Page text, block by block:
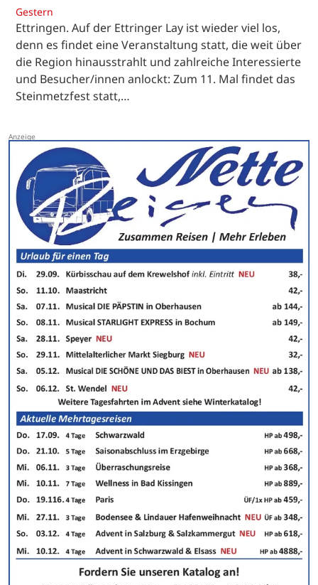
Gestern
Ettringen. Auf der Ettringer Lay ist wieder viel los,
denn es findet eine Veranstaltung statt, die weit über
die Region hinausstrahlt und zahlreiche Interessierte
und Besucher/innen anlockt: Zum 11. Mal findet das
Steinmetzfest statt,…